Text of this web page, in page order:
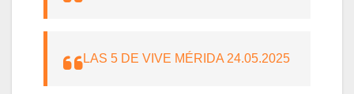
LAS 5 DE VIVE MÉRIDA 24.05.2025